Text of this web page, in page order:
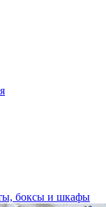
боксы и шкафы